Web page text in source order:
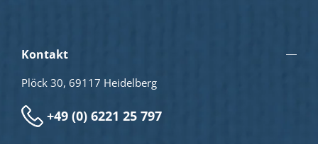
Kontakt
Plöck 30, 69117 Heidelberg
+49 (0) 6221 25 797